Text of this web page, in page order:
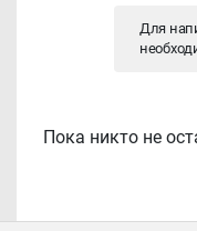
Пока никто не
Для